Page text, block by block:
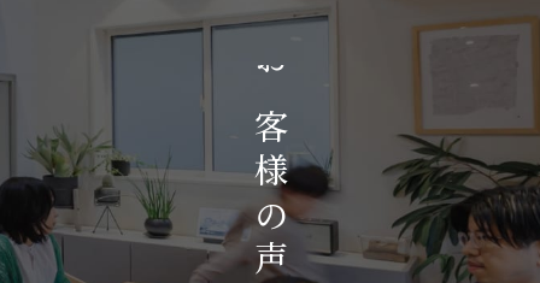
お
客
様
の
声
お客様の声
お知らせ・イベント
会社概要・アクセス